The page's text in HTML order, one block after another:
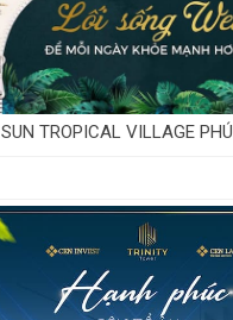
SUN TROPICAL VILLAGE